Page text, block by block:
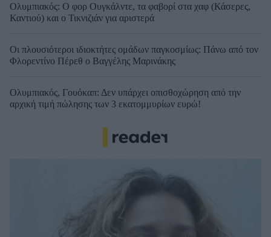
Ολυμπιακός: Ο φορ Ουγκάλντε, τα φαβορί στα χαφ (Κάσερες,
Καντιού) και ο Τικνιζιάν για αριστερά
Οι πλουσιότεροι ιδιοκτήτες ομάδων παγκοσμίως: Πάνω από τον
Φλορεντίνο Πέρεθ ο Βαγγέλης Μαρινάκης
Ολυμπιακός, Γουόκαπ: Δεν υπάρχει οπισθοχώρηση από την
αρχική τιμή πώλησης των 3 εκατομμυρίων ευρώ!